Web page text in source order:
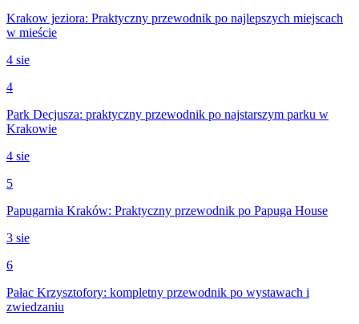
Krakow jeziora: Praktyczny przewodnik po najlepszych miejscach
w mieście
4 sie
4
Park Decjusza: praktyczny przewodnik po najstarszym parku w
Krakowie
4 sie
5
Papugarnia Kraków: Praktyczny przewodnik po Papuga House
3 sie
6
Pałac Krzysztofory: kompletny przewodnik po wystawach i
zwiedzaniu